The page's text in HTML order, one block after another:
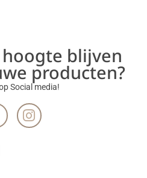
blijven
producten?
Social media!